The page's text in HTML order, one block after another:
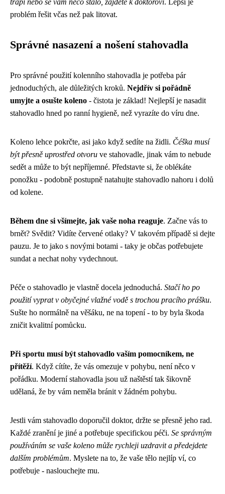
problém řešit včas než pak litovat.
Správné nasazení a nošení stahovadla
Pro správné použití kolenního stahovadla je potřeba pár
jednoduchých, ale důležitých kroků. Nejdřív si pořádně
umyjte a osušte koleno - čistota je základ! Nejlepší je nasadit
stahovadlo hned po ranní hygieně, než vyrazíte do víru dne.
Koleno lehce pokrčte, asi jako když sedíte na židli. Čéška musí
být přesně uprostřed otvoru ve stahovadle, jinak vám to nebude
sedět a může to být nepříjemné. Představte si, že oblékáte
ponožku - podobně postupně natahujte stahovadlo nahoru i dolů
od kolene.
Během dne si všímejte, jak vaše noha reaguje. Začne vás to
brnět? Svědit? Vidíte červené otlaky? V takovém případě si dejte
pauzu. Je to jako s novými botami - taky je občas potřebujete
sundat a nechat nohy vydechnout.
Péče o stahovadlo je vlastně docela jednoduchá. Stačí ho po
použití vyprat v obyčejné vlažné vodě s trochou pracího prášku.
Sušte ho normálně na věšáku, ne na topení - to by byla škoda
zničit kvalitní pomůcku.
Při sportu musí být stahovadlo vaším pomocníkem, ne
přítěží. Když cítíte, že vás omezuje v pohybu, není něco v
pořádku. Moderní stahovadla jsou už naštěstí tak šikovně
udělaná, že by vám neměla bránit v žádném pohybu.
Jestli vám stahovadlo doporučil doktor, držte se přesně jeho rad.
Každé zranění je jiné a potřebuje specifickou péči. Se správným
používáním se vaše koleno může rychleji uzdravit a předejdete
dalším problémům. Myslete na to, že vaše tělo nejlíp ví, co
potřebuje - naslouchejte mu.